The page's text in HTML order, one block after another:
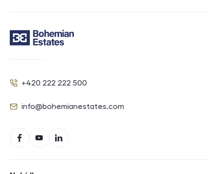
Telefon
+420 222 222 500
E-mail
info@bohemianestates.com
FacebookYouTubeLinkedIn